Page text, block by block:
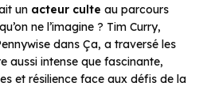
un acteur culte au parcours
ne l’imagine ? Tim Curry,
dans Ça, a traversé les
aussi intense que fascinante,
et résilience face aux défis de la